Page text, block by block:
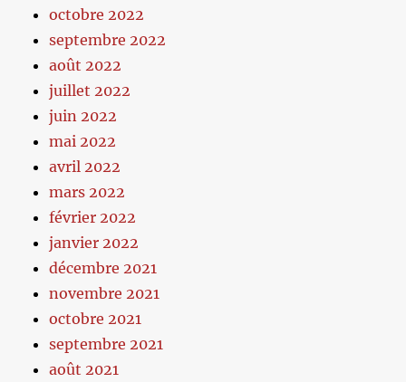
octobre 2022
septembre 2022
août 2022
juillet 2022
juin 2022
mai 2022
avril 2022
mars 2022
février 2022
janvier 2022
décembre 2021
novembre 2021
octobre 2021
septembre 2021
août 2021